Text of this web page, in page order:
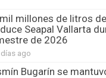
millones de litros
Seapal Vallarta
de 2026
ago
Bugarín se